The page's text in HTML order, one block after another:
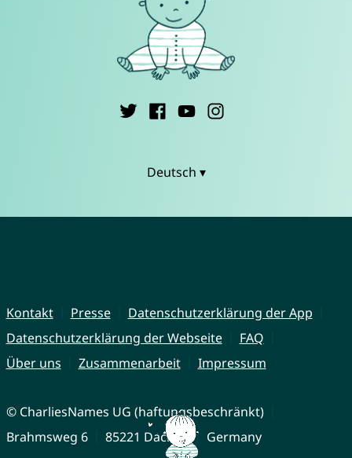
Deutsch ▾
Kontakt Presse
Datenschutzerklärung der App
Datenschutzerklärung der Webseite
FAQ
Über uns
Zusammenarbeit Impressum
© CharliesNames UG (haftungsbeschränkt)
Brahmsweg 6
85221 Dachau Germany